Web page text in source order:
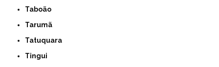
Taboão
Tarumã
Tatuquara
Tingui